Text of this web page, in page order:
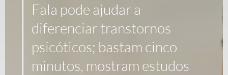
Fala pode ajudar a
diferenciar transtornos
psicóticos; bastam cinco
minutos, mostram estudos